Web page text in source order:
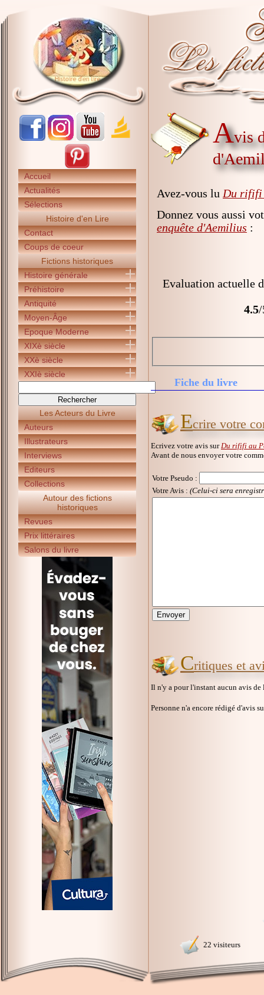
Accueil
Actualités
Sélections
Histoire d'en Lire
Contact
Coups de coeur
Fictions historiques
Histoire générale
Préhistoire
Antiquité
Moyen-Âge
Epoque Moderne
XIXè siècle
XXè siècle
XXIè siècle
Les Acteurs du Livre
Auteurs
Illustrateurs
Interviews
Editeurs
Collections
Autour des fictions
historiques
Revues
Prix littéraires
Salons du livre
Avis
Avez-vous lu Du rififi
Donnez vous aussi
enquête d'Aemilius :
Evaluation actuelle
4.5/
Fiche du livre
Ecrire votre
Ecrivez votre avis sur Du rififi au
Avant de nous envoyer votre
Votre Pseudo :
Votre Avis : (Celui-ci sera
Critiques et
Il n'y a pour l'instant aucun avis
Personne n'a encore rédigé d'avis
22 visiteurs